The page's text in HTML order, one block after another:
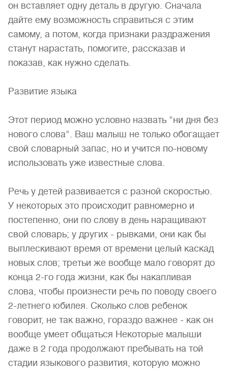
он вставляет одну деталь в другую. Сначала
дайте ему возможность справиться с этим
самому, а потом, когда признаки раздражения
станут нарастать, помогите, рассказав и
показав, как нужно сделать.
Развитие языка
Этот период можно условно назвать "ни дня без
нового слова". Ваш малыш не только обогащает
свой словарный запас, но и учится по-новому
использовать уже известные слова.
Речь у детей развивается с разной скоростью.
У некоторых это происходит равномерно и
постепенно, они по слову в день наращивают
свой словарь; у других - рывками, они как бы
выплескивают время от времени целый каскад
новых слов; третьи же вообще мало говорят до
конца 2-го года жизни, как бы накапливая
слова, чтобы произнести речь по поводу своего
2-летнего юбилея. Сколько слов ребенок
говорит, не так важно, гораздо важнее - как он
вообще умеет общаться Некоторые малыши
даже в 2 года продолжают пребывать на той
стадии языкового развития, которую можно